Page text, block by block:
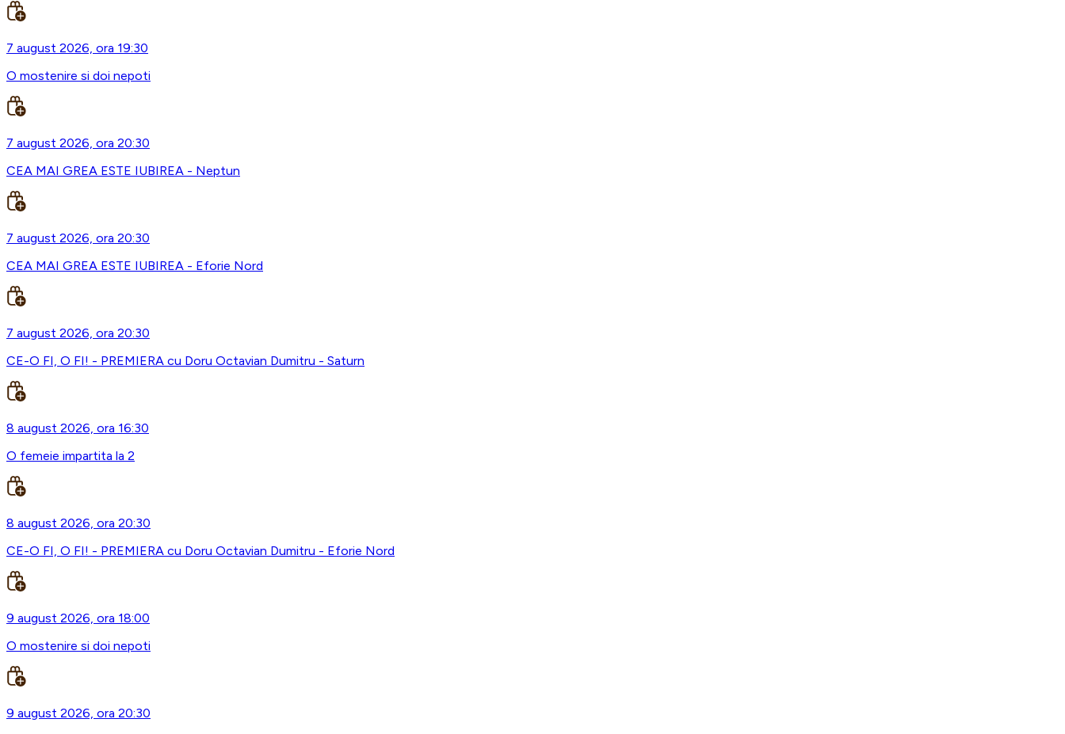
7 august 2026, ora 19:30
O mostenire si doi nepoti
7 august 2026, ora 20:30
CEA MAI GREA ESTE IUBIREA - Neptun
7 august 2026, ora 20:30
CEA MAI GREA ESTE IUBIREA - Eforie Nord
7 august 2026, ora 20:30
CE-O FI, O FI! - PREMIERA cu Doru Octavian Dumitru - Saturn
8 august 2026, ora 16:30
O femeie impartita la 2
8 august 2026, ora 20:30
CE-O FI, O FI! - PREMIERA cu Doru Octavian Dumitru - Eforie Nord
9 august 2026, ora 18:00
O mostenire si doi nepoti
9 august 2026, ora 20:30